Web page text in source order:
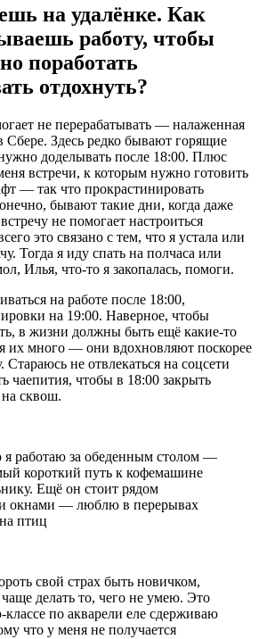
на удалёнке. Как
работу, чтобы
поработать
отдохнуть?
не перерабатывать — налаженная
Сбере. Здесь редко бывают горящие
доделывать после 18:00. Плюс
встречи, к которым нужно готовить
— так что прокрастинировать
бывают такие дни, когда даже
не помогает настроиться
это связано с тем, что я устала или
Тогда я иду спать на полчаса или
Илья, что-то я закопалась, помоги.
на работе после 18:00,
на 19:00. Наверное, чтобы
в жизни должны быть ещё какие-то
их много — они вдохновляют поскорее
Стараюсь не отвлекаться на соцсети
чаепития, чтобы в 18:00 закрыть
сквош.
я работаю за обеденным столом —
короткий путь к кофемашине
Ещё он стоит рядом
окнами — люблю в перерывах
птиц
свой страх быть новичком,
чаще делать то, чего не умею. Это
классе по акварели еле сдерживаю
что у меня не получается